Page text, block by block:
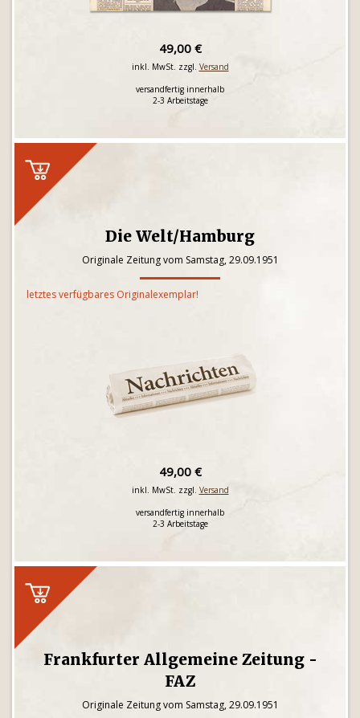
49,00 €
inkl. MwSt. zzgl. Versand
versandfertig innerhalb
2-3 Arbeitstage
Die Welt/Hamburg
Originale Zeitung vom Samstag, 29.09.1951
letztes verfügbares Originalexemplar!
49,00 €
inkl. MwSt. zzgl. Versand
versandfertig innerhalb
2-3 Arbeitstage
Frankfurter Allgemeine Zeitung -
FAZ
Originale Zeitung vom Samstag, 29.09.1951